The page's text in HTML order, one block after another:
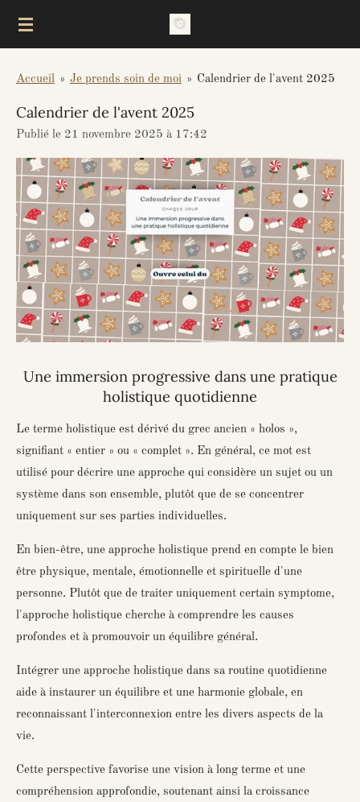
Passer
principal
Accueil » Je prends soin de moi » Calendrier de l'avent 2025
Calendrier de l'avent 2025
Publié le 21 novembre 2025 à 17:42
Une immersion progressive dans une pratique
holistique quotidienne
Le terme holistique est dérivé du grec ancien « holos »,
signifiant « entier » ou « complet ». En général, ce mot est
utilisé pour décrire une approche qui considère un sujet ou un
système dans son ensemble, plutôt que de se concentrer
uniquement sur ses parties individuelles.
En bien-être, une approche holistique prend en compte le bien
être physique, mentale, émotionnelle et spirituelle d'une
personne. Plutôt que de traiter uniquement certain symptome,
l'approche holistique cherche à comprendre les causes
profondes et à promouvoir un équilibre général.
Intégrer une approche holistique dans sa routine quotidienne
aide à instaurer un équilibre et une harmonie globale, en
reconnaissant l'interconnexion entre les divers aspects de la
vie.
Cette perspective favorise une vision à long terme et une
compréhension approfondie, soutenant ainsi la croissance